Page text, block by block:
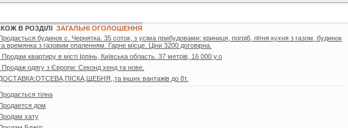
В РОЗДІЛІ ЗАГАЛЬНІ ОГОЛОШЕННЯ
будинок с. Чернятка. 35 соток, з усіма прибудовами: криниця, погріб, літня кухня з газом, будинок
времянка з газовим опаленням. Гарне місце. Ціни 3200 договірна.
. Продам квартиру в місті Ірпінь, Київська область. 37 метрів, 16 000 у.о
. Продаж одягу з Європи: Секонд хенд та нове.
інших вантажів до 8т.
тілна
дом
хату